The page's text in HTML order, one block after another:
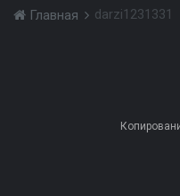
Главная darzi1231331